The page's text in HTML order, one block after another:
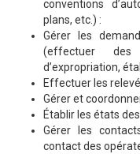
conventions
plans, etc.) :
Gérer les
(effectuer des
d’expropriation,
Effectuer les
Gérer et
Établir les états
Gérer les
contact des